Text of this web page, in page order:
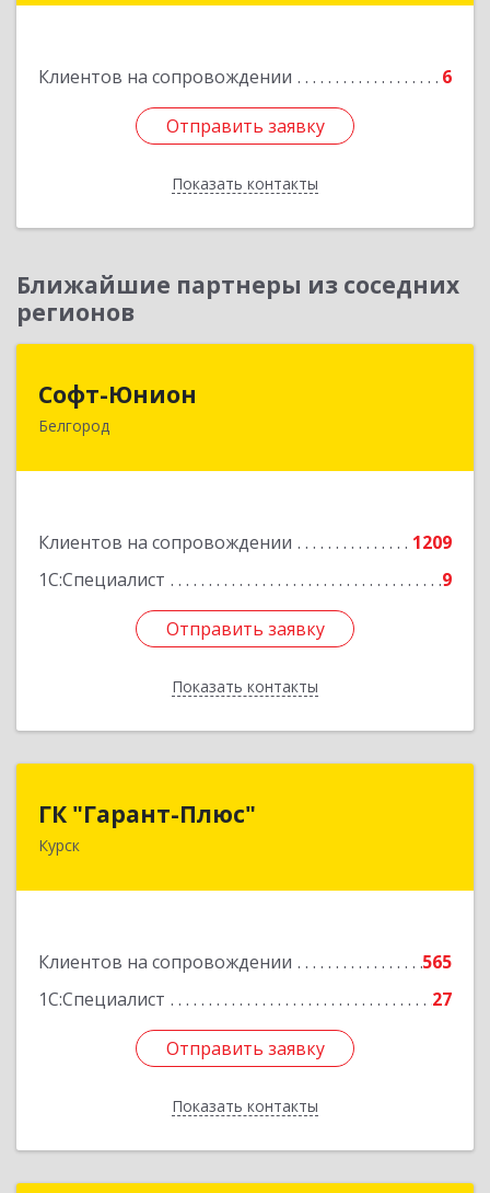
Клиентов на сопровождении 6
Отправить заявку
Показать контакты
Подробнее
Отправить заявку
Назад
Ближайшие партнеры из соседних
регионов
Софт-Юнион
Белгород
Клиентов на сопровождении
1209
1С:Специалист
9
Отправить заявку
Показать контакты
308014, Белгородская обл, Белгород г, Садовая
Отправить заявку
Назад
ГК "Гарант-Плюс"
Курск
Клиентов на сопровождении
565
1С:Специалист
27
Отправить заявку
Показать контакты
305035, Курская обл, Курск г, Овечкина ул, дом
Отправить заявку
Назад